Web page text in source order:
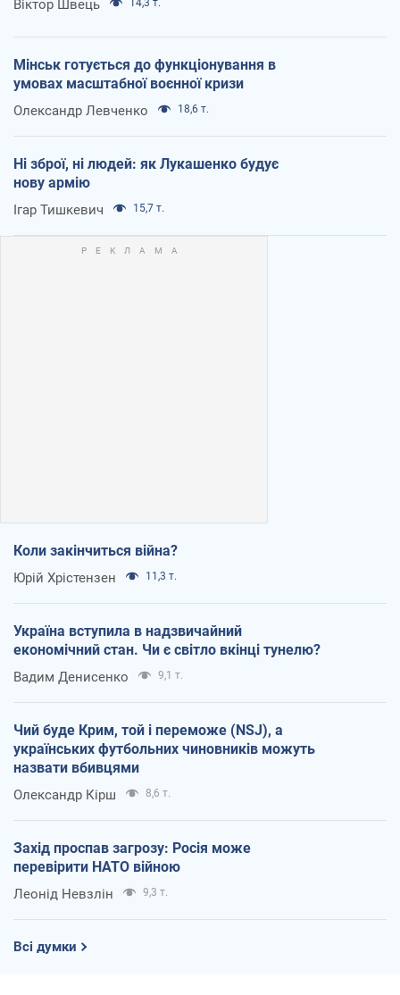
Віктор Швець
Мінськ готується до функціонування в
умовах масштабної воєнної кризи
Олександр Левченко 18,6 т.
Ні зброї, ні людей: як Лукашенко будує
нову армію
Ігар Тишкевич 15,7 т.
Коли закінчиться війна?
Юрій Хрістензен 11,3 т.
Україна вступила в надзвичайний
економічний стан. Чи є світло вкінці тунелю?
Вадим Денисенко 9,1 т.
Чий буде Крим, той і переможе (NSJ), а
українських футбольних чиновників можуть
назвати вбивцями
Олександр Кірш 8,6 т.
Захід проспав загрозу: Росія може
перевірити НАТО війною
Леонід Невзлін 9,3 т.
Всі думки